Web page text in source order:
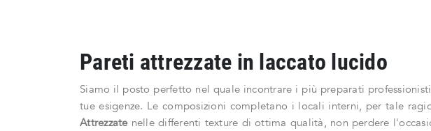
Pareti attrezzate in laccato lucido
Siamo il posto perfetto nel quale incontrare i più preparati
tue esigenze. Le composizioni completano i locali interni, per tale
Attrezzatenelle differenti texture di ottima qualità, non perdere